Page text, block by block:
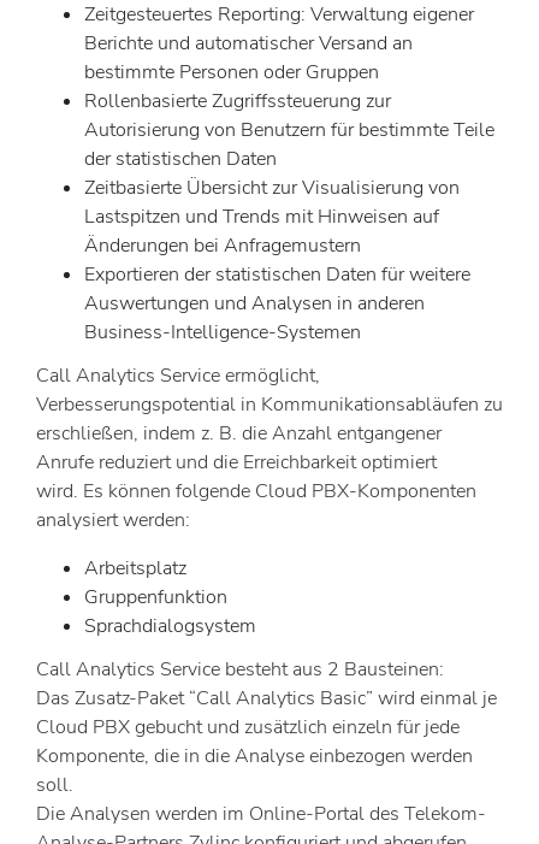
Zeitgesteuertes Reporting: Verwaltung eigener
Berichte und automatischer Versand an
bestimmte Personen oder Gruppen
Rollenbasierte Zugriffssteuerung zur
Autorisierung von Benutzern für bestimmte Teile
der statistischen Daten
Zeitbasierte Übersicht zur Visualisierung von
Lastspitzen und Trends mit Hinweisen auf
Änderungen bei Anfragemustern
Exportieren der statistischen Daten für weitere
Auswertungen und Analysen in anderen
Business-Intelligence-Systemen
Call Analytics Service ermöglicht,
Verbesserungspotential in Kommunikationsabläufen zu
erschließen, indem z. B. die Anzahl entgangener
Anrufe reduziert und die Erreichbarkeit optimiert
wird. Es können folgende Cloud PBX-Komponenten
analysiert werden:
Arbeitsplatz
Gruppenfunktion
Sprachdialogsystem
Call Analytics Service besteht aus 2 Bausteinen:
Das Zusatz-Paket “Call Analytics Basic” wird einmal je
Cloud PBX gebucht und zusätzlich einzeln für jede
Komponente, die in die Analyse einbezogen werden
soll.
Die Analysen werden im Online-Portal des Telekom-